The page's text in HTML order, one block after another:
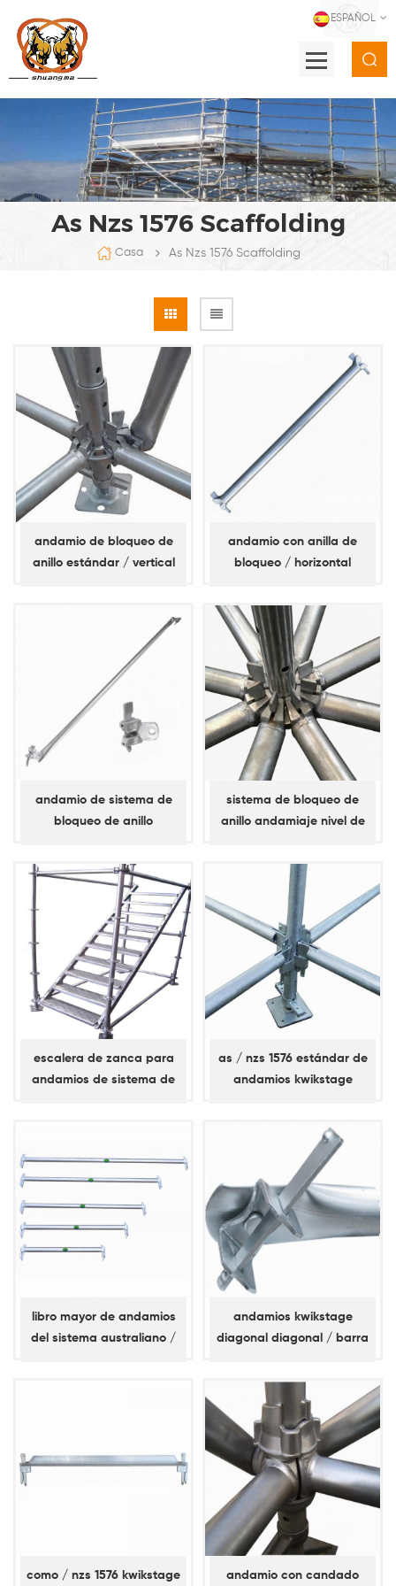
ESPAÑOL
As Nzs 1576 Scaffolding
Casa As Nzs 1576 Scaffolding
andamio de bloqueo de
anillo estándar / vertical
andamio con anilla de
bloqueo / horizontal
andamio de sistema de
bloqueo de anillo
abrazadera de bahía
sistema de bloqueo de
anillo andamiaje nivel de
mayor diagonal
escalera de zanca para
andamios de sistema de
as / nzs 1576 estándar de
andamios kwikstage
libro mayor de andamios
del sistema australiano /
andamios kwikstage
diagonal diagonal / barra
como / nzs 1576 kwikstage andamio con candado